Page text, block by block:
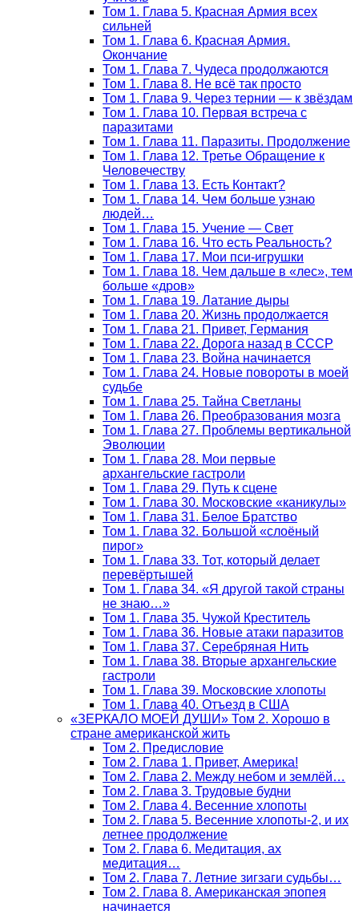
Том 1. Глава 5. Красная Армия всех
сильней
Том 1. Глава 6. Красная Армия.
Окончание
Том 1. Глава 7. Чудеса продолжаются
Том 1. Глава 8. Не всё так просто
Том 1. Глава 9. Через тернии — к звёздам
Том 1. Глава 10. Первая встреча с
паразитами
Том 1. Глава 11. Паразиты. Продолжение
Том 1. Глава 12. Третье Обращение к
Человечеству
Том 1. Глава 13. Есть Контакт?
Том 1. Глава 14. Чем больше узнаю
людей…
Том 1. Глава 15. Учение — Свет
Том 1. Глава 16. Что есть Реальность?
Том 1. Глава 17. Мои пси-игрушки
Том 1. Глава 18. Чем дальше в «лес», тем
больше «дров»
Том 1. Глава 19. Латание дыры
Том 1. Глава 20. Жизнь продолжается
Том 1. Глава 21. Привет, Германия
Том 1. Глава 22. Дорога назад в СССР
Том 1. Глава 23. Война начинается
Том 1. Глава 24. Новые повороты в моей
судьбе
Том 1. Глава 25. Тайна Светланы
Том 1. Глава 26. Преобразования мозга
Том 1. Глава 27. Проблемы вертикальной
Эволюции
Том 1. Глава 28. Мои первые
архангельские гастроли
Том 1. Глава 29. Путь к сцене
Том 1. Глава 30. Московские «каникулы»
Том 1. Глава 31. Белое Братство
Том 1. Глава 32. Большой «слоёный
пирог»
Том 1. Глава 33. Тот, который делает
перевёртышей
Том 1. Глава 34. «Я другой такой страны
не знаю…»
Том 1. Глава 35. Чужой Креститель
Том 1. Глава 36. Новые атаки паразитов
Том 1. Глава 37. Серебряная Нить
Том 1. Глава 38. Вторые архангельские
гастроли
Том 1. Глава 39. Московские хлопоты
Том 1. Глава 40. Отъезд в США
«ЗЕРКАЛО МОЕЙ ДУШИ» Том 2. Хорошо в
стране американской жить
Том 2. Предисловие
Том 2. Глава 1. Привет, Америка!
Том 2. Глава 2. Между небом и землёй…
Том 2. Глава 3. Трудовые будни
Том 2. Глава 4. Весенние хлопоты
Том 2. Глава 5. Весенние хлопоты-2, и их
летнее продолжение
Том 2. Глава 6. Медитация, ах
медитация…
Том 2. Глава 7. Летние зигзаги судьбы…
Том 2. Глава 8. Американская эпопея
начинается